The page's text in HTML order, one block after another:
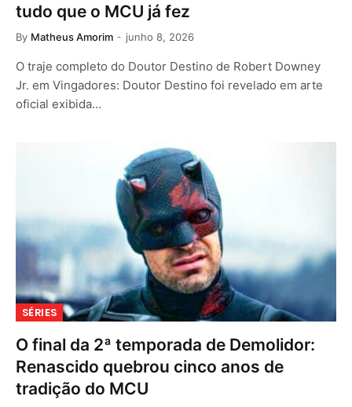
tudo que o MCU já fez
By Matheus Amorim junho 8, 2026
O traje completo do Doutor Destino de Robert Downey
Jr. em Vingadores: Doutor Destino foi revelado em arte
oficial exibida…
SÉRIES
O final da 2ª temporada de Demolidor:
Renascido quebrou cinco anos de
tradição do MCU